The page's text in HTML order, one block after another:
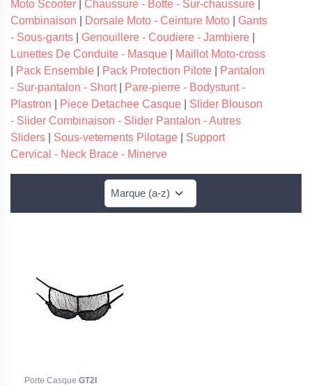
Moto Scooter
Chaussure - Botte - Sur-chaussure
Combinaison
Dorsale Moto - Ceinture Moto
Gants
- Sous-gants
Genouillere - Coudiere - Jambiere
Lunettes De Conduite - Masque
Maillot Moto-cross
Pack Ensemble Pack Protection Pilote
Pantalon
- Sur-pantalon - Short|
Pare-pierre - Bodystunt -
Plastron
Piece Detachee Casque
Slider Blouson
- Slider Combinaison - Slider Pantalon - Autres
Sliders
Sous-vetements Pilotage
Support
Cervical - Neck Brace - Minerve
Porte Casque GT2I